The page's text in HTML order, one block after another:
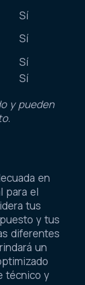
Sí
Sí
Sí
Sí
y pueden
en
para el
tus
y tus
diferentes
un
técnico y